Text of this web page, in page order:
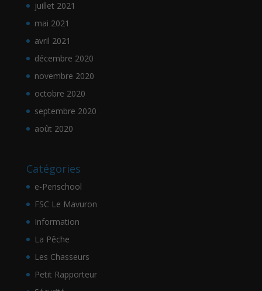
juillet 2021
mai 2021
avril 2021
décembre 2020
novembre 2020
octobre 2020
septembre 2020
août 2020
Catégories
e-Perischool
FSC Le Mavuron
Information
La Pêche
Les Chasseurs
Petit Rapporteur